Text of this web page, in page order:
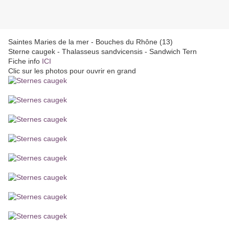
Saintes Maries de la mer - Bouches du Rhône (13)
Sterne caugek - Thalasseus sandvicensis - Sandwich Tern
Fiche info ICI
Clic sur les photos pour ouvrir en grand